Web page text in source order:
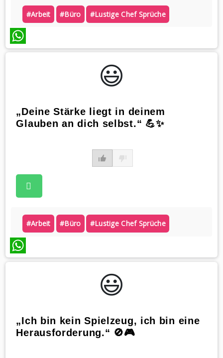
#arbeit #büro #lustige Chef Sprüche
WhatsApp
😃️
„Deine Stärke liegt in deinem
Glauben an dich selbst.“ 💪✨
#arbeit #büro #lustige Chef Sprüche
WhatsApp
😃️
„Ich bin kein Spielzeug, ich bin eine
Herausforderung.“ 🚫🎮